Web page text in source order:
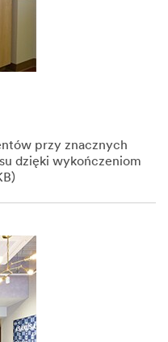
przy znacznych
dzięki wykończeniom